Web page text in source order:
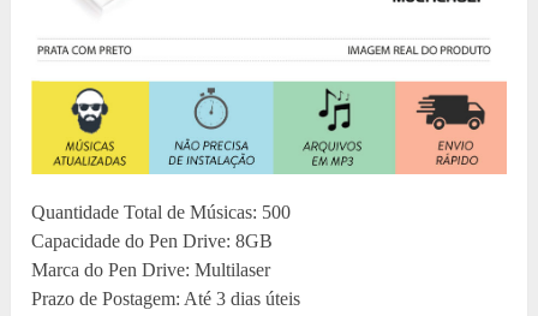
Quantidade Total de Músicas: 500
Capacidade do Pen Drive: 8GB
Marca do Pen Drive: Multilaser
Prazo de Postagem: Até 3 dias úteis